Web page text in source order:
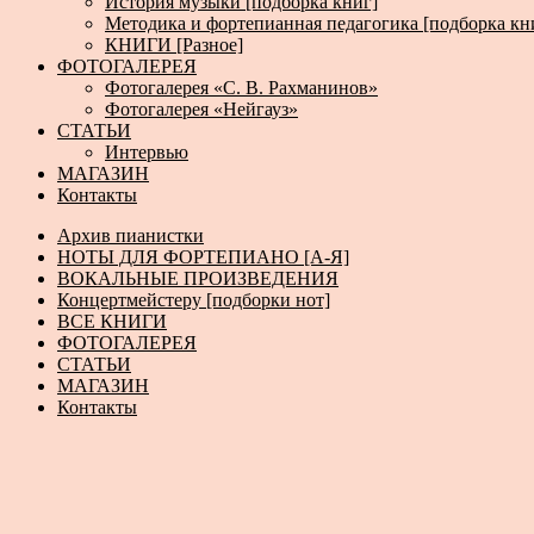
Методика и фортепианная педагогика [подборка
КНИГИ [Разное]
ФОТОГАЛЕРЕЯ
Фотогалерея «С. В. Рахманинов»
Фотогалерея «Нейгауз»
СТАТЬИ
Интервью
МАГАЗИН
Контакты
Архив пианистки
НОТЫ ДЛЯ ФОРТЕПИАНО [А-Я]
ВОКАЛЬНЫЕ ПРОИЗВЕДЕНИЯ
Концертмейстеру [подборки нот]
ВСЕ КНИГИ
ФОТОГАЛЕРЕЯ
СТАТЬИ
МАГАЗИН
Контакты